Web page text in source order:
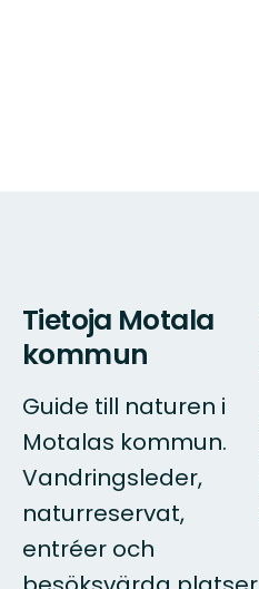
Tietoja Motala
kommun
Guide till naturen i
Motalas kommun.
Vandringsleder,
naturreservat,
entréer och